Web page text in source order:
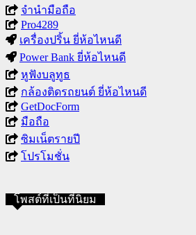
จำนำมือถือ
Pro4289
เครื่องปริ้น ยี่ห้อไหนดี
Power Bank ยี่ห้อไหนดี
หูฟังบลูทูธ
กล้องติดรถยนต์ ยี่ห้อไหนดี
GetDocForm
มือถือ
ซิมเน็ตรายปี
โปรโมชั่น
โพสต์ที่เป็นที่นิยม